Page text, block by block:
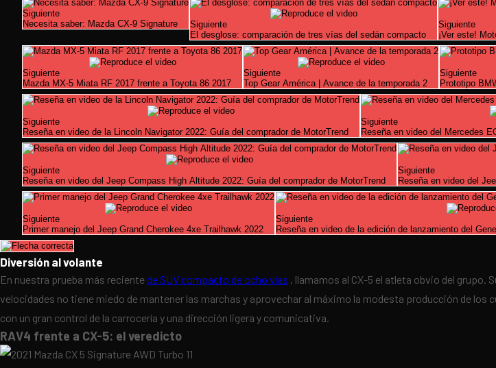
Siguiente
Necesita saber: Mazda CX-9 Signature
Siguiente
El desglose: comparación de tres vías del sedán compacto
Siguiente
¡Ver este!
Siguiente
Mazda MX-5 Miata RF 2017 frente a Toyota 86 2017
Siguiente
Top Gear América | Avance de la temporada 2
Siguiente
Prototipo
Siguiente
Reseña en video de la Lincoln Navigator 2022: Guía del comprador de MotorTrend
Siguiente
Reseña en video del Mercedes
Siguiente
Reseña en video del Jeep Compass High Altitude 2022: Guía del comprador de MotorTrend
Siguiente
Reseña en video del
Siguiente
Primer manejo del Jeep Grand Cherokee 4xe Trailhawk 2022
Siguiente
Reseña en video de la edición de lanzamiento del
Diversión al volante
En nuestra prueba más recientede SUV compacto de ocho vías , llamamos al CX-5 el atleta obvio del
velocidades no tiene miedo de mantener las marchas y aprovechar al máximo la modesta producción de
con un gran control de la carrocería y una dirección ligera y comunicativa.
RAV4 frente a CX-5: el veredicto